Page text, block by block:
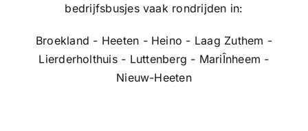
bedrijfsbusjes vaak rondrijden in:
Broekland - Heeten - Heino - Laag Zuthem -
Lierderholthuis - Luttenberg - MariÎnheem -
Nieuw-Heeten